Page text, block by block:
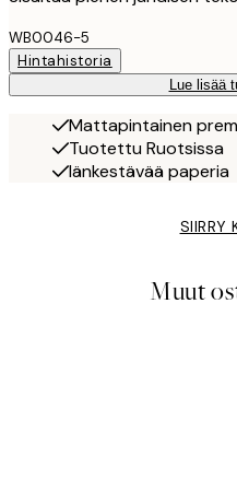
WB0046-5
Hintahistoria
Lue lisää
Mattapintainen
Tuotettu Ruotsissa
Iänkestävää paperia
SIIRRY
Muut